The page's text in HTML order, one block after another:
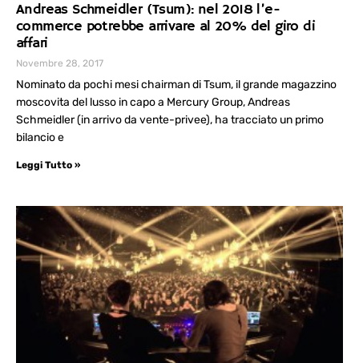
Andreas Schmeidler (Tsum): nel 2018 l’e-
commerce potrebbe arrivare al 20% del giro di
affari
Novembre 28, 2017
Nominato da pochi mesi chairman di Tsum, il grande magazzino
moscovita del lusso in capo a Mercury Group, Andreas
Schmeidler (in arrivo da vente-privee), ha tracciato un primo
bilancio e
Leggi Tutto »